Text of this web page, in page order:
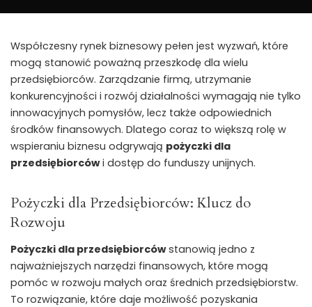
Współczesny rynek biznesowy pełen jest wyzwań, które
mogą stanowić poważną przeszkodę dla wielu
przedsiębiorców. Zarządzanie firmą, utrzymanie
konkurencyjności i rozwój działalności wymagają nie tylko
innowacyjnych pomysłów, lecz także odpowiednich
środków finansowych. Dlatego coraz to większą rolę w
wspieraniu biznesu odgrywają pożyczki dla
przedsiębiorcówi dostęp do funduszy unijnych.
Pożyczki dla Przedsiębiorców: Klucz do
Rozwoju
Pożyczki dla przedsiębiorcówstanowią jedno z
najważniejszych narzędzi finansowych, które mogą
pomóc w rozwoju małych oraz średnich przedsiębiorstw.
To rozwiązanie, które daje możliwość pozyskania